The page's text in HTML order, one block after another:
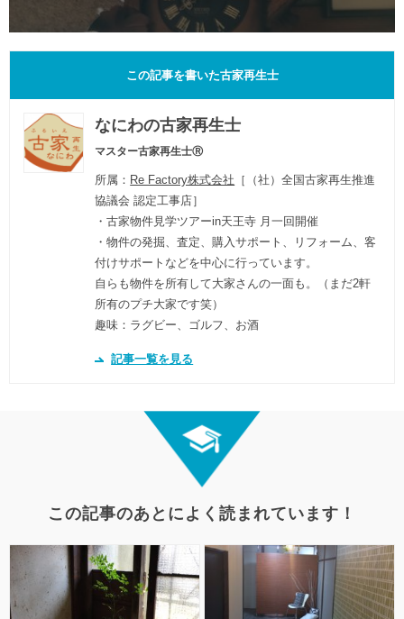
この記事を書いた古家再生士
なにわの古家再生士
マスター古家再生士Ⓡ
所属： Re Factory株式会社 ［（社）全国古家再生推進
協議会 認定工事店］
・古家物件見学ツアーin天王寺 月一回開催
・物件の発掘、査定、購入サポート、リフォーム、客
付けサポートなどを中心に行っています。
自らも物件を所有して大家さんの一面も。（まだ2軒
所有のプチ大家です笑）
趣味：ラグビー、ゴルフ、お酒
記事一覧を見る
この記事のあとによく読まれています！